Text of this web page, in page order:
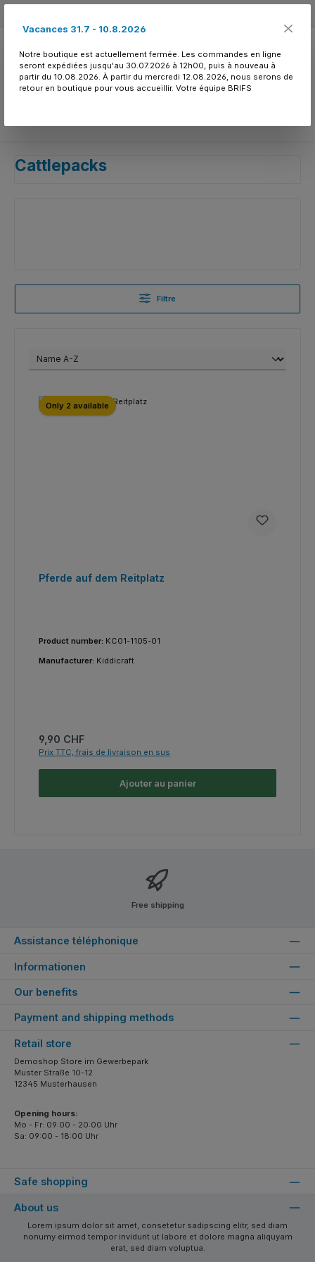
Cattlepacks
Filtre
Only 2 available
Pferde auf dem Reitplatz
Product number: KC01-1105-01
Manufacturer: Kiddicraft
Prix régulier :
9,90 CHF
Prix TTC, frais de livraison en sus
Ajouter au panier
Free shipping
Assistance téléphonique
Informationen
Our benefits
Payment and shipping methods
Safe shopping
Retail store
Demoshop Store im Gewerbepark
Muster Straße 10-12
12345 Musterhausen
Opening hours:
Mo - Fr: 09:00 - 20:00 Uhr
Sa: 09:00 - 18:00 Uhr
About us
Lorem ipsum dolor sit amet, consetetur sadipscing elitr, sed diam
nonumy eirmod tempor invidunt ut labore et dolore magna aliquyam
erat, sed diam voluptua.
Vacances 31.7 - 10.8.2026
Notre boutique est actuellement fermée. Les commandes en ligne
seront expédiées jusqu'au 30.07.2026 à 12h00, puis à nouveau à
partir du 10.08.2026. À partir du mercredi 12.08.2026, nous serons de
retour en boutique pour vous accueillir. Votre équipe BRIFS